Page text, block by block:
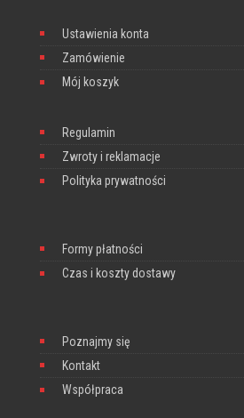
Ustawienia konta
Zamówienie
Mój koszyk
Regulamin
Zwroty i reklamacje
Polityka prywatności
Formy płatności
Czas i koszty dostawy
Poznajmy się
Kontakt
Współpraca